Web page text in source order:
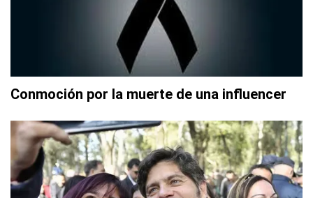
Conmoción por la muerte de una influencer